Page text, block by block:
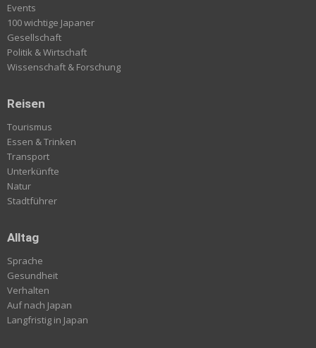
Events
100 wichtige Japaner
Gesellschaft
Politik & Wirtschaft
Wissenschaft & Forschung
Reisen
Tourismus
Essen & Trinken
Transport
Unterkünfte
Natur
Stadtführer
Alltag
Sprache
Gesundheit
Verhalten
Auf nach Japan
Langfristig in Japan